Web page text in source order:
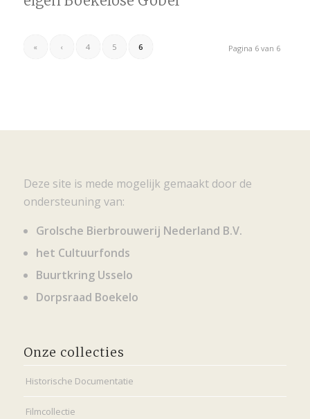
Pagina 6 van 6
« ‹ 4 5 6
Deze site is mede mogelijk gemaakt door de
ondersteuning van:
Grolsche Bierbrouwerij Nederland B.V.
het Cultuurfonds
Buurtkring Usselo
Dorpsraad Boekelo
Onze collecties
Historische Documentatie
Filmcollectie